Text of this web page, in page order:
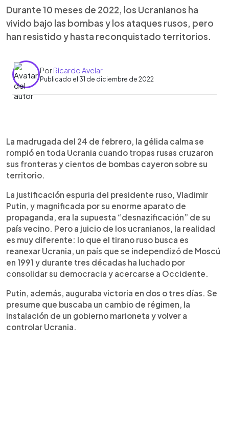
Durante 10 meses de 2022, los Ucranianos ha
vivido bajo las bombas y los ataques rusos, pero
han resistido y hasta reconquistado territorios.
PorRicardo Avelar
Publicado el 31 de diciembre de 2022
► Escuchar artículo
La madrugada del 24 de febrero, la gélida calma se
rompió en toda Ucrania cuando tropas rusas cruzaron
sus fronteras y cientos de bombas cayeron sobre su
territorio.
La justificación espuria del presidente ruso, Vladimir
Putin, y magnificada por su enorme aparato de
propaganda, era la supuesta “desnazificación” de su
país vecino. Pero a juicio de los ucranianos, la realidad
es muy diferente: lo que el tirano ruso busca es
reanexar Ucrania, un país que se independizó de Moscú
en 1991 y durante tres décadas ha luchado por
consolidar su democracia y acercarse a Occidente.
Putin, además, auguraba victoria en dos o tres días. Se
presume que buscaba un cambio de régimen, la
instalación de un gobierno marioneta y volver a
controlar Ucrania.